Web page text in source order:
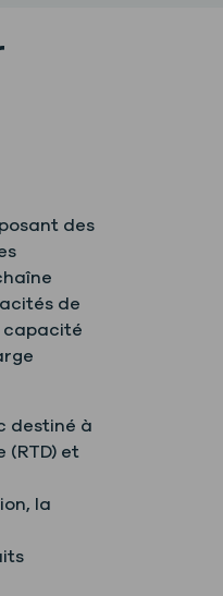
des
de
capacité
destiné à
et
la